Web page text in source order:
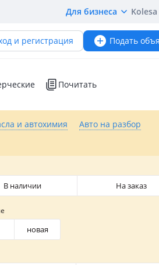
Для бизнеса
и регистрация Подать
Почитать
и автохимия
Авто на разбор
В наличии На заказ
новая